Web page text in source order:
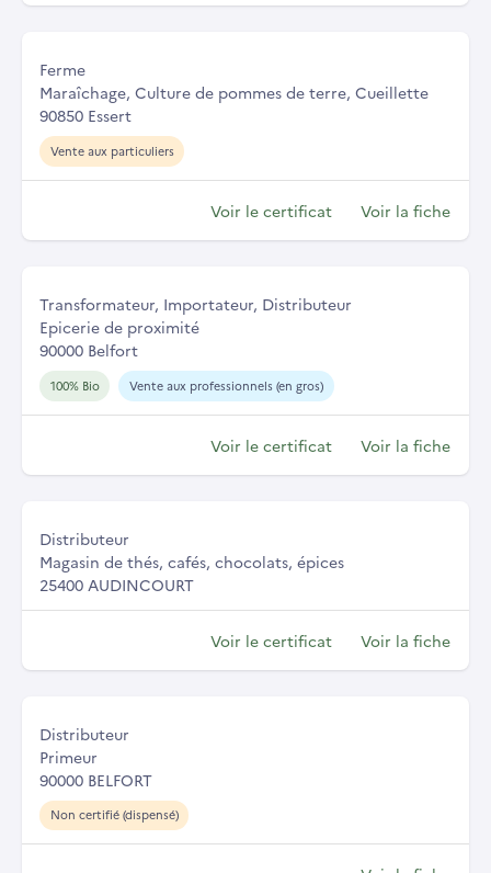
Ferme
Maraîchage, Culture de pommes de terre, Cueillette
90850 Essert
Vente aux particuliers
Voir le certificat Voir la fiche
Transformateur, Importateur, Distributeur
Epicerie de proximité
90000 Belfort
100% Bio Vente aux professionnels (en gros)
Voir le certificat Voir la fiche
Distributeur
Magasin de thés, cafés, chocolats, épices
25400 AUDINCOURT
Voir le certificat Voir la fiche
Distributeur
Primeur
90000 BELFORT
Non certifié (dispensé)